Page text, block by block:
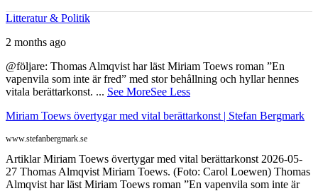
Litteratur & Politik
2 months ago
@följare: Thomas Almqvist har läst Miriam Toews roman ”En
vapenvila som inte är fred” med stor behållning och hyllar hennes
vitala berättarkonst. ... See MoreSee Less
Miriam Toews övertygar med vital berättarkonst | Stefan Bergmark
www.stefanbergmark.se
Artiklar Miriam Toews övertygar med vital berättarkonst 2026-05-
27 Thomas Almqvist Miriam Toews. (Foto: Carol Loewen) Thomas
Almqvist har läst Miriam Toews roman ”En vapenvila som inte är